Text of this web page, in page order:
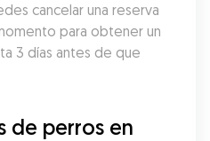
cancelar una reserva
para obtener un
3 días antes de que
de perros en